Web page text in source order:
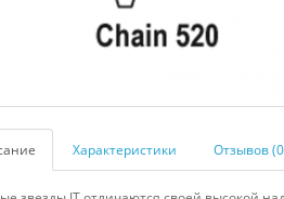
Характеристики Отзывов